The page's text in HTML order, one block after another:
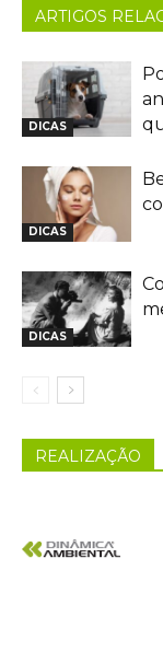
ARTIGOS
DICAS
DICAS
DICAS
REALIZAÇÃO